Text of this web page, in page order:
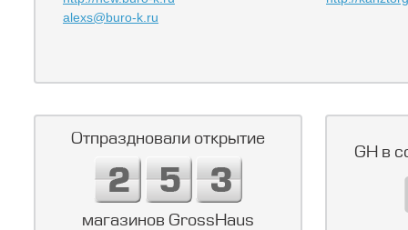
alexs@buro-k.ru
Отпраздновали открытие
магазинов GrossHaus
GH в